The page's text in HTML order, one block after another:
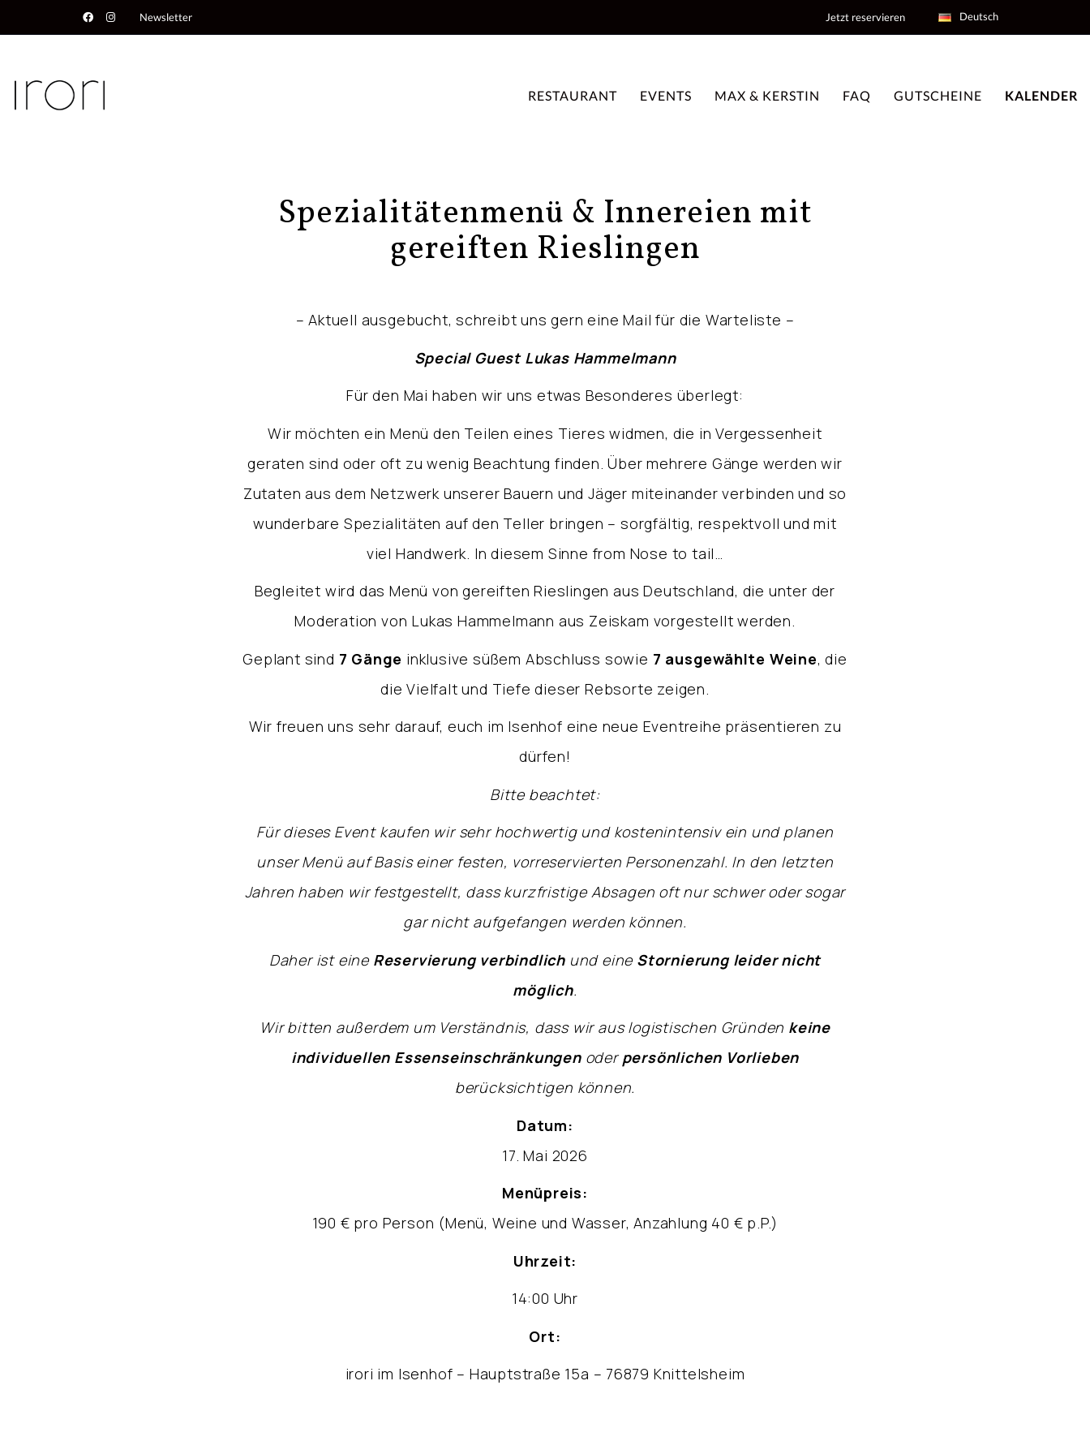
Newsletter Jetzt reservieren Deutsch
RESTAURANT EVENTS MAX & KERSTIN FAQ GUTSCHEINE KALENDER
Spezialitätenmenü & Innereien mit
gereiften Rieslingen
– Aktuell ausgebucht, schreibt uns gern eine Mail für die Warteliste –
Special Guest Lukas Hammelmann
Für den Mai haben wir uns etwas Besonderes überlegt:
Wir möchten ein Menü den Teilen eines Tieres widmen, die in Vergessenheit
geraten sind oder oft zu wenig Beachtung finden. Über mehrere Gänge werden wir
Zutaten aus dem Netzwerk unserer Bauern und Jäger miteinander verbinden und so
wunderbare Spezialitäten auf den Teller bringen – sorgfältig, respektvoll und mit
viel Handwerk. In diesem Sinne from Nose to tail…
Begleitet wird das Menü von gereiften Rieslingen ausDeutschland, die unter der
Moderation von Lukas Hammelmann aus Zeiskam vorgestellt werden.
Geplant sind 7 Gänge inklusive süßem Abschluss sowie 7 ausgewählte Weine, die
die Vielfalt und Tiefe dieser Rebsorte zeigen.
Wir freuen uns sehr darauf, euch im Isenhof eine neue Eventreihe präsentieren zu
dürfen!
Bitte beachtet:
Für dieses Event kaufen wir sehr hochwertig und kostenintensiv ein und planen
unser Menü auf Basis einer festen, vorreservierten Personenzahl. In den letzten
Jahren haben wir festgestellt, dass kurzfristige Absagen oft nur schwer oder sogar
gar nicht aufgefangen werden können.
Daher ist eine Reservierung verbindlich und eine Stornierung leider nicht
möglich.
Wir bitten außerdem um Verständnis, dass wir aus logistischen Gründen keine
individuellen Essenseinschränkungenoderpersönlichen Vorlieben
berücksichtigen können.
Datum:
17. Mai 2026
Menüpreis:
190 € pro Person (Menü, Weine und Wasser, Anzahlung 40 € p.P.)
Uhrzeit:
14:00 Uhr
Ort:
irori im Isenhof – Hauptstraße 15a – 76879 Knittelsheim